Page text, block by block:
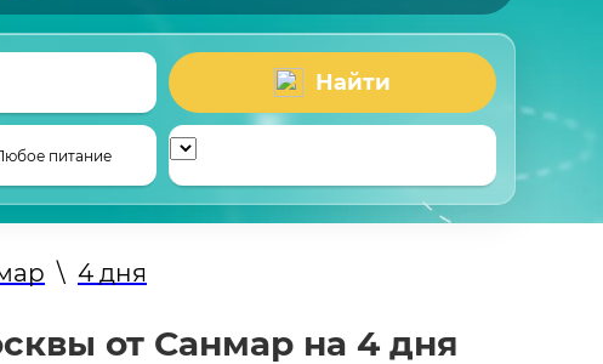
Найти
питание
\ 4 дня
от Санмар на 4 дня